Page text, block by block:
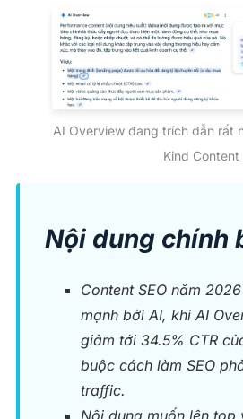
AI Overview đang trích dẫn rất
Kind Content
Nội dung chính
Content SEO năm
mạnh bởi AI, khi AI
giảm tới 34.5% CTR
buộc cách làm SEO
traffic.